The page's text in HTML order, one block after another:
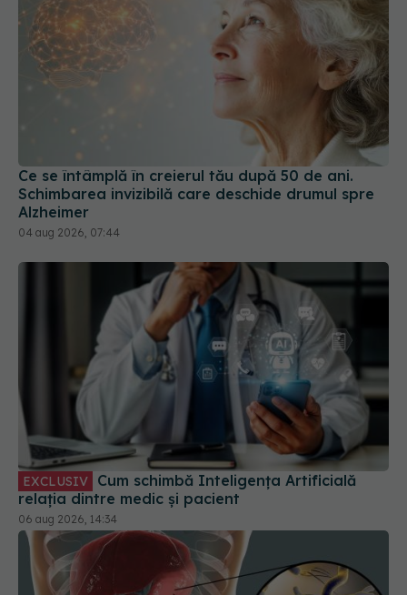
Ce se întâmplă în creierul tău după 50 de ani.
Schimbarea invizibilă care deschide drumul spre
04 aug 2026, 07:44
EXCLUSIV
relația dintre medic și pacient
06 aug 2026, 14:34